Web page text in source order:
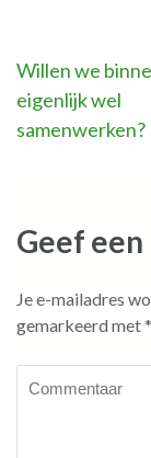
Bericht
navigatie
Willen we
eigenlijk wel
samenwerken?
Geef
Je e-mailadres
gemarkeerd met*